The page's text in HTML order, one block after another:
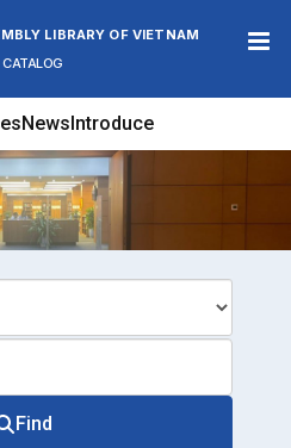
LIBRARY OF VIETNAM
NewsIntroduce
Find